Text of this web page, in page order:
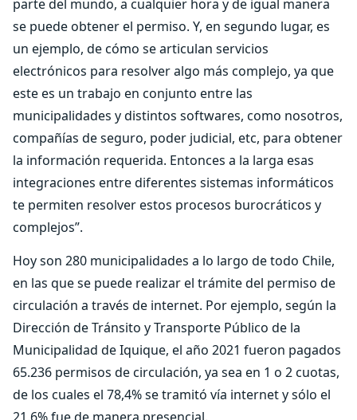
parte del mundo, a cualquier hora y de igual manera
se puede obtener el permiso. Y, en segundo lugar, es
un ejemplo, de cómo se articulan servicios
electrónicos para resolver algo más complejo, ya que
este es un trabajo en conjunto entre las
municipalidades y distintos softwares, como nosotros,
compañías de seguro, poder judicial, etc, para obtener
la información requerida. Entonces a la larga esas
integraciones entre diferentes sistemas informáticos
te permiten resolver estos procesos burocráticos y
complejos”.
Hoy son 280 municipalidades a lo largo de todo Chile,
en las que se puede realizar el trámite del permiso de
circulación a través de internet. Por ejemplo, según la
Dirección de Tránsito y Transporte Público de la
Municipalidad de Iquique, el año 2021 fueron pagados
65.236 permisos de circulación, ya sea en 1 o 2 cuotas,
de los cuales el 78,4% se tramitó vía internet y sólo el